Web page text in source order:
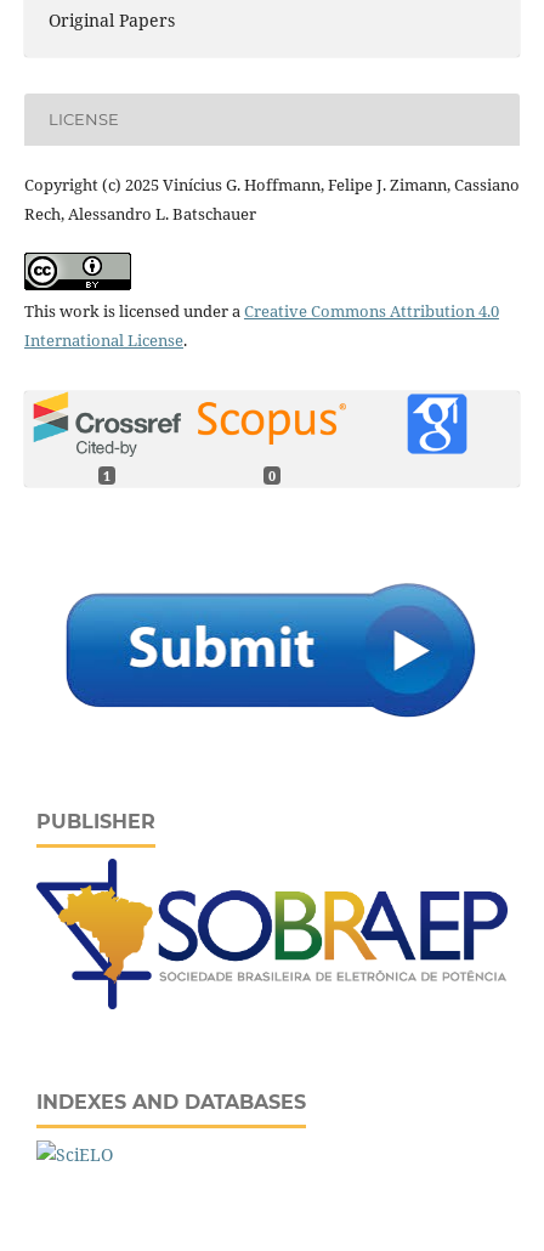
Original Papers
LICENSE
Copyright (c) 2025 Vinícius G. Hoffmann, Felipe J. Zimann, Cassiano
Rech, Alessandro L. Batschauer
This work is licensed under aCreative Commons Attribution 4.0
International License.
1 0
PUBLISHER
INDEXES AND DATABASES